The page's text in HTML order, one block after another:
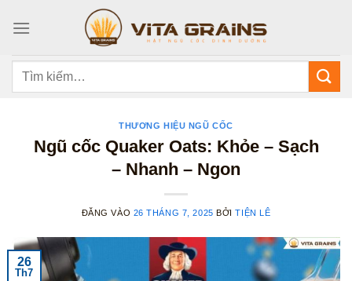
qua
Tìm
THƯƠNG HIỆU NGŨ CỐC
Ngũ cốc Quaker Oats: Khỏe – Sạch
– Nhanh – Ngon
ĐĂNG VÀO 26 THÁNG 7, 2025 BỞITIỆN LÊ
26
Th7